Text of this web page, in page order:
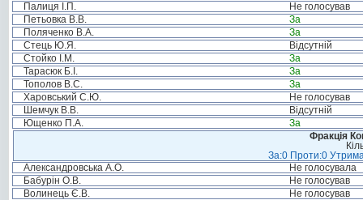
Палиця І.П.
Не голосував
Петьовка В.В.
За
Поляченко В.А.
За
Стець Ю.Я.
Відсутній
Стойко І.М.
За
Тарасюк Б.І.
За
Тополов В.С.
За
Харовський С.Ю.
Не голосував
Шемчук В.В.
Відсутній
Ющенко П.А.
За
Фракція
За:0 Проти:0
Александровська А.О.
Не голосувала
Бабурін О.В.
Не голосував
Волинець Є.В.
Не голосував